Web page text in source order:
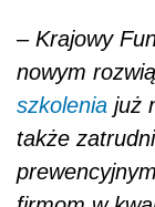
– Krajowy
nowym
szkolenia już
także